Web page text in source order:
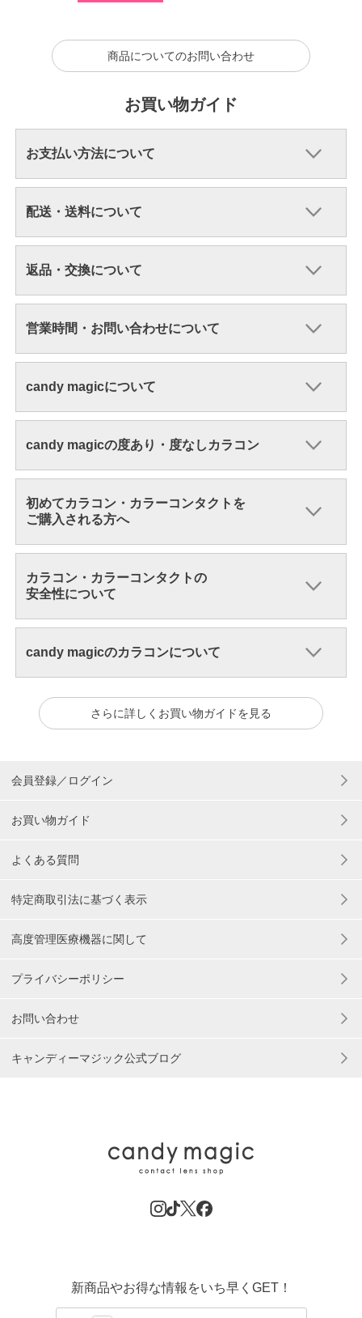
商品についてのお問い合わせ
お買い物ガイド
お支払い方法について
配送・送料について
返品・交換について
営業時間・お問い合わせについて
candy magicについて
candy magicの度あり・度なしカラコン
初めてカラコン・カラーコンタクトを
ご購入される方へ
カラコン・カラーコンタクトの
安全性について
candy magicのカラコンについて
さらに詳しくお買い物ガイドを見る
会員登録／ログイン
お買い物ガイド
よくある質問
特定商取引法に基づく表示
高度管理医療機器に関して
プライバシーポリシー
お問い合わせ
キャンディーマジック公式ブログ
新商品やお得な情報をいち早くGET！